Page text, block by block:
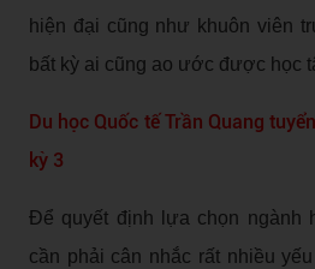
hiện đại cũng như khuôn viên
bất kỳ ai cũng ao ước được học
Du học Quốc tế Trần Quang
kỳ 3
Để quyết định lựa chọn ngành
cần phải cân nhắc rất nhiều